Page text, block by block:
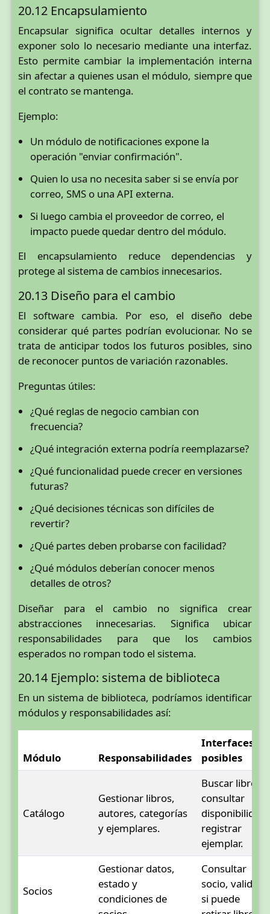
20.12 Encapsulamiento
Encapsular significa ocultar detalles internos y
exponer solo lo necesario mediante una interfaz.
Esto permite cambiar la implementación interna
sin afectar a quienes usan el módulo, siempre que
el contrato se mantenga.
Ejemplo:
Un módulo de notificaciones expone la
operación "enviar confirmación".
Quien lo usa no necesita saber si se envía por
correo, SMS o una API externa.
Si luego cambia el proveedor de correo, el
impacto puede quedar dentro del módulo.
El encapsulamiento reduce dependencias y
protege al sistema de cambios innecesarios.
20.13 Diseño para el cambio
El software cambia. Por eso, el diseño debe
considerar qué partes podrían evolucionar. No se
trata de anticipar todos los futuros posibles, sino
de reconocer puntos de variación razonables.
Preguntas útiles:
¿Qué reglas de negocio cambian con
frecuencia?
¿Qué integración externa podría reemplazarse?
¿Qué funcionalidad puede crecer en versiones
futuras?
¿Qué decisiones técnicas son difíciles de
revertir?
¿Qué partes deben probarse con facilidad?
¿Qué módulos deberían conocer menos
detalles de otros?
Diseñar para el cambio no significa crear
abstracciones innecesarias. Significa ubicar
responsabilidades para que los cambios
esperados no rompan todo el sistema.
20.14 Ejemplo: sistema de biblioteca
En un sistema de biblioteca, podríamos identificar
módulos y responsabilidades así:
Módulo Responsabilidades
Interfaces
posibles
Catálogo
Gestionar libros,
autores, categorías
y ejemplares.
Buscar libros,
consultar
disponibilidad,
registrar
ejemplar.
Socios
Gestionar datos,
estado y
condiciones de
Consultar
socio, validar
si puede